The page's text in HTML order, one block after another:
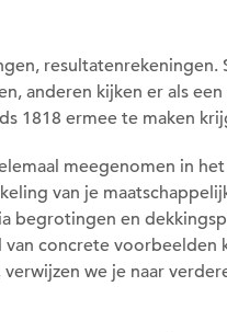
resultatenrekeningen.
anderen kijken er als
1818 ermee te maken
meegenomen in
van je
begrotingen en
van concrete voorbeelden
we je naar